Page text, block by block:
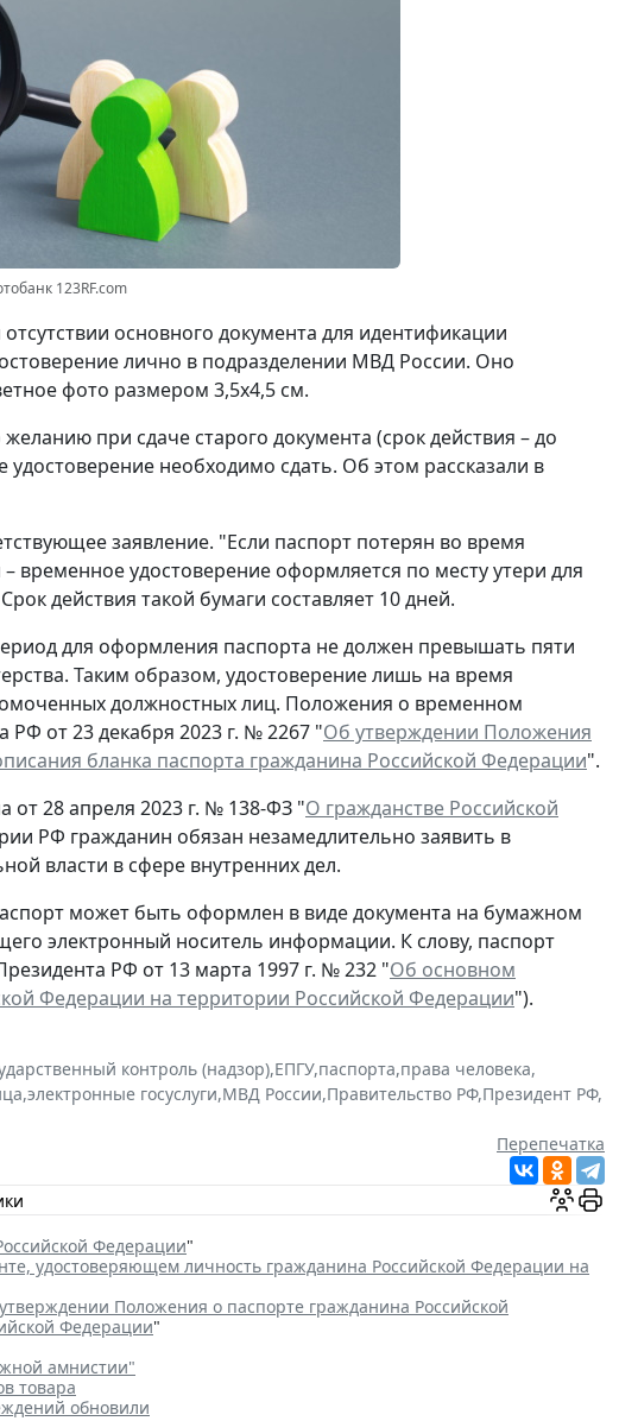
123RF.com
основного документа для идентификации
лично в подразделении МВД России. Оно
фото размером 3,5x4,5 см.
при сдаче старого документа (срок действия – до
необходимо сдать. Об этом рассказали в
заявление. "Если паспорт потерян во время
временное удостоверение оформляется по месту утери для
действия такой бумаги составляет 10 дней.
для оформления паспорта не должен превышать пяти
Таким образом, удостоверение лишь на время
должностных лиц. Положения о временном
РФ от 23 декабря 2023 г. № 2267 "Об утверждении Положения
бланка паспорта гражданина Российской Федерации".
от 28 апреля 2023 г. № 138-ФЗ "О гражданстве Российской
РФ гражданин обязан незамедлительно заявить в
власти в сфере внутренних дел.
может быть оформлен в виде документа на бумажном
электронный носитель информации. К слову, паспорт
РФ от 13 марта 1997 г. № 232 "Об основном
Федерации на территории Российской Федерации").
контроль (надзор),ЕПГУ,паспорта,права человека,
,электронные госуслуги,МВД России,Правительство РФ,Президент РФ,
Перепечатка
Федерации"
удостоверяющем личность гражданина Российской Федерации на
Положения о паспорте гражданина Российской
Федерации"
амнистии"
товара
обновили